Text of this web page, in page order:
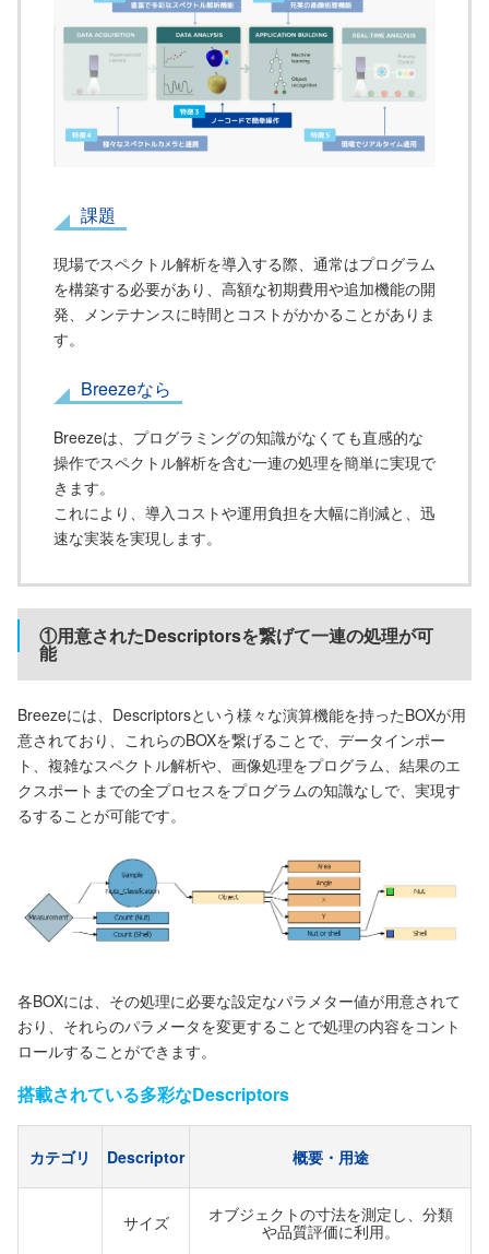
課題
現場でスペクトル解析を導入する際、通常はプログラム
を構築する必要があり、高額な初期費用や追加機能の開
発、メンテナンスに時間とコストがかかることがありま
す。
Breezeなら
Breezeは、プログラミングの知識がなくても直感的な
操作でスペクトル解析を含む一連の処理を簡単に実現で
きます。
これにより、導入コストや運用負担を大幅に削減と、迅
速な実装を実現します。
①用意されたDescriptorsを繋げて一連の処理が可
能
Breezeには、Descriptorsという様々な演算機能を持ったBOXが用
意されており、これらのBOXを繋げることで、データインポー
ト、複雑なスペクトル解析や、画像処理をプログラム、結果のエ
クスポートまでの全プロセスをプログラムの知識なしで、実現す
るすることが可能です。
各BOXには、その処理に必要な設定なパラメター値が用意されて
おり、それらのパラメータを変更することで処理の内容をコント
ロールすることができます。
搭載されている多彩なDescriptors
カテゴリ Descriptor 概要・用途
サイズ
オブジェクトの寸法を測定し、分類
や品質評価に利用。